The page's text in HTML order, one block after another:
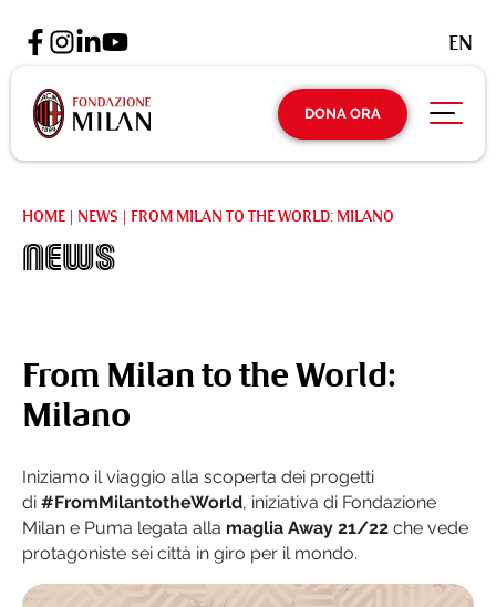
DONA ORA
EN
HOME | NEWS | FROM MILAN TO THE WORLD: MILANO
News
From Milan to the World:
Milano
Iniziamo il viaggio alla scoperta dei progetti
di #FromMilantotheWorld, iniziativa di Fondazione
Milan e Puma legata alla maglia Away 21/22 che vede
protagoniste sei città in giro per il mondo.